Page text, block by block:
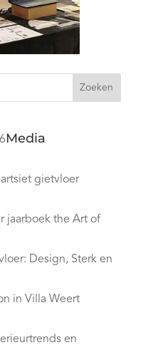
Zoeken
gietvloer
jaarboek the Art of
Design, Sterk en
in Villa Weert
en
Media